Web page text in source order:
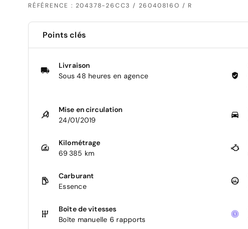
RÉFÉRENCE : 204378-26CC3 / 26040816O / R
Points clés
Livraison
Sous 48 heures en agence
Mise en circulation
24/01/2019
Kilométrage
69 385 km
Carburant
Essence
Boîte de vitesses
Boîte manuelle 6 rapports